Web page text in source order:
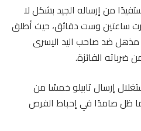
من إرساله الجيد بشكل لا
ساعتين وست دقائق، حيث أطلق
مذهل ضد صاحب اليد اليسرى
إرسال تابيلو خمسًا من
ظل صامدًا في إحباط الفرص